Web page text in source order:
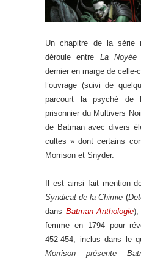
Un chapitre de la série
déroule entre La Noyée
dernier en marge de celle-
l’ouvrage (suivi de
parcourt la psyché de
prisonnier du Multivers
de Batman avec divers
cultes » dont certains
Morrison et Snyder.
Il est ainsi fait mention
Syndicat de la Chimie (
dans Batman Anthologie),
femme en 1794 pour
452-454, inclus dans le
Morrison présente